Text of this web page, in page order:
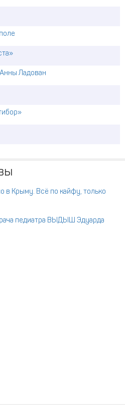
Ладован
в Крыму. Всё по кайфу, только
педиатра ВЫДЫШ Эдуарда